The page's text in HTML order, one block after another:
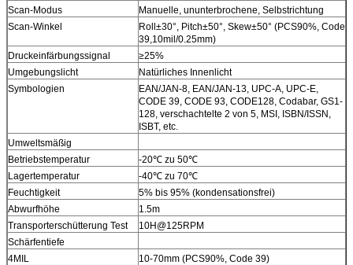
Scan-Modus
Manuelle, ununterbrochene, Selbstrichtung
Scan-Winkel
Roll±30°, Pitch±50°, Skew±50° (PCS90%, Code
39,10mil/0.25mm)
Druckeinfärbungssignal
≥25%
Umgebungslicht
Natürliches Innenlicht
Symbologien
EAN/JAN-8, EAN/JAN-13, UPC-A, UPC-E,
CODE 39, CODE 93, CODE128, Codabar, GS1-
128, verschachtelte 2 von 5, MSI, ISBN/ISSN,
ISBT, etc.
Umweltsmäßig
Betriebstemperatur
-20℃ zu 50℃
Lagertemperatur
-40℃ zu 70℃
Feuchtigkeit
5% bis 95% (kondensationsfrei)
Abwurfhöhe
1.5m
Transporterschütterung Test
10H@125RPM
Schärfentiefe
4MIL
10-70mm (PCS90%, Code 39)